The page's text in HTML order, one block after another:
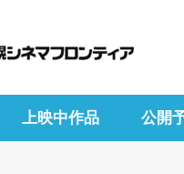
上映中作品 公開